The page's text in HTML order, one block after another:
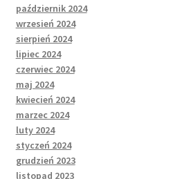
październik 2024
wrzesień 2024
sierpień 2024
lipiec 2024
czerwiec 2024
maj 2024
kwiecień 2024
marzec 2024
luty 2024
styczeń 2024
grudzień 2023
listopad 2023